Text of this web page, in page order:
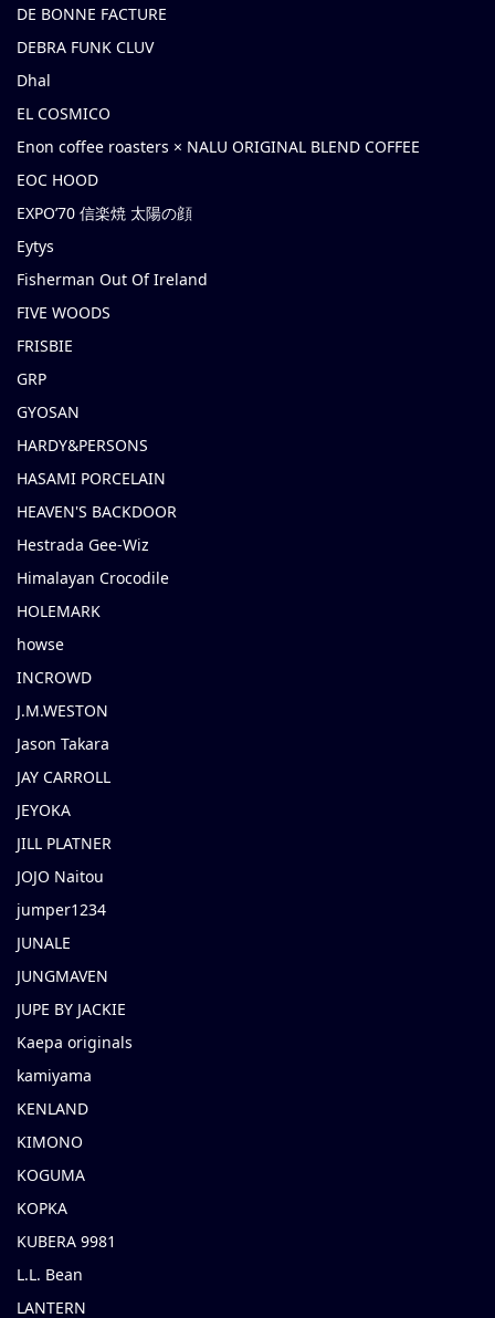
DE BONNE FACTURE
DEBRA FUNK CLUV
Dhal
EL COSMICO
Enon coffee roasters × NALU ORIGINAL BLEND COFFEE
EOC HOOD
EXPO’70 信楽焼 太陽の顔
Eytys
Fisherman Out Of Ireland
FIVE WOODS
FRISBIE
GRP
GYOSAN
HARDY&PERSONS
HASAMI PORCELAIN
HEAVEN'S BACKDOOR
Hestrada Gee-Wiz
Himalayan Crocodile
HOLEMARK
howse
INCROWD
J.M.WESTON
Jason Takara
JAY CARROLL
JEYOKA
JILL PLATNER
JOJO Naitou
jumper1234
JUNALE
JUNGMAVEN
JUPE BY JACKIE
Kaepa originals
kamiyama
KENLAND
KIMONO
KOGUMA
KOPKA
KUBERA 9981
L.L. Bean
LANTERN